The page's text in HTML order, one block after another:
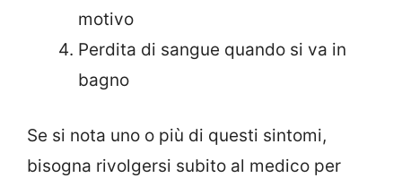
motivo
Perdita di sangue quando si va in
bagno
Se si nota uno o più di questi sintomi,
bisogna rivolgersi subito al medico per